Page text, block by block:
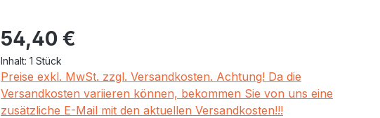
Regulärer Preis:
54,40 €
Inhalt: 1 Stück
Preise exkl. MwSt. zzgl. Versandkosten. Achtung! Da die
Versandkosten variieren können, bekommen Sie von uns eine
zusätzliche E-Mail mit den aktuellen Versandkosten!!!